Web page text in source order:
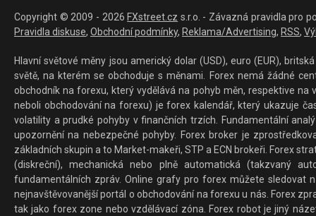
Copyright © 2009 - 2026 FXstreet.cz s.r.o. - Závazná pravidla pro
Pravidla diskuse, Obchodní podmínky, Reklama/Advertising, RSS,
Hlavní světové měny jsou americký dolar (USD), euro (EUR),
světě, na kterém se obchoduje s měnami. Forex nemá žádné
obchodník na forexu, který vydělává na pohyb měn, respektive
neboli obchodování na forexu) je forex kalendář, který ukazuje
volatility a prudké pohyby v finančních trzích. Fundamentální
upozornění na nebezpečné pohyby. Forex broker je
základních skupin a to Market-makeři, STP a ECN brokeři. Forex
(diskreční), mechanická nebo plně automatická (takzvaný
fundamentálních zpráv. Online grafy pro forex můžete sledovat
nejnavštěvovanější portál o obchodování na forexu u nás. Forex
tak jako forex zone nebo vzdělávací zóna. Forex robot je jiný